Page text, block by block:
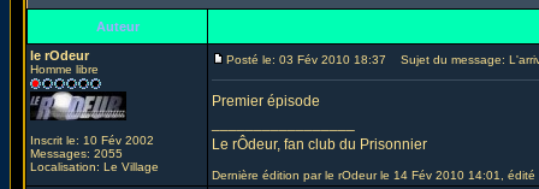
Auteur
le rOdeur
Homme libre
Inscrit le: 10 Fév 2002
Messages: 2055
Localisation: Le Village
Posté le: 03 Fév 2010 18:37 Sujet du message:
Premier épisode
Le rÔdeur, fan club du Prisonnier
Dernière édition par le rOdeur le 14 Fév 2010 14:01, édité